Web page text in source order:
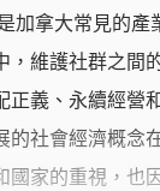
加拿大常見的產
，維護社群之間
正義、永續經營
的社會經濟概念
國家的重視，也